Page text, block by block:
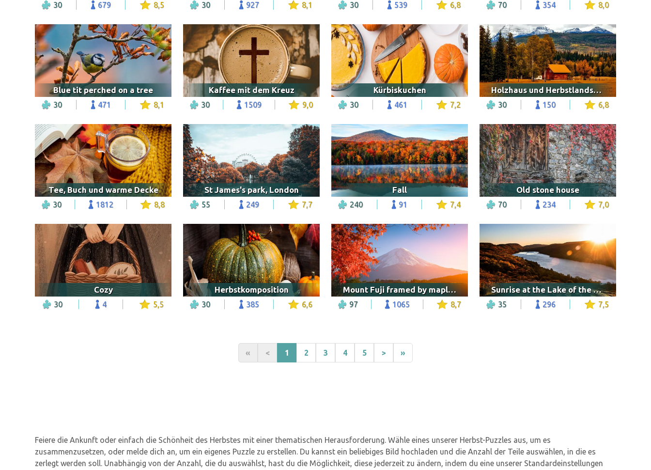
30 679 8,5 30 927 8,1 30 539 6,8 70 354 8,0
Blue tit perched on a tree
30 471 8,1
Kaffee mit dem Kreuz
30 1509 9,0
Kürbiskuchen
30 461 7,2
Holzhaus und Herbstlandschaft
30 150 6,8
Tee, Buch und warme Decke
30 1812 8,8
St James's park, London
55 249 7,7
Fall
240 91 7,4
Old stone house
70 234 7,0
Cozy
30 4 5,5
Herbstkomposition
30 385 6,6
Mount Fuji framed by maple leaves
97 1065 8,7
Sunrise at the Lake of the Clouds
35 296 7,5
« < 1 2 3 4 5 > »
Feiere die Ankunft oder einfach die Schönheit des Herbstes mit einer thematischen Herausforderung. Wähle eines unserer Herbst-Puzzles aus, um es
zusammenzusetzen, oder melde dich an, um ein eigenes Puzzle zu erstellen. Du kannst ein beliebiges Bild hochladen und die Anzahl der Teile auswählen, in die es
zerlegt werden soll. Unabhängig von der Anzahl, die du auswählst, hast du die Möglichkeit, diese jederzeit zu ändern, indem du eine unserer Standardeinstellungen